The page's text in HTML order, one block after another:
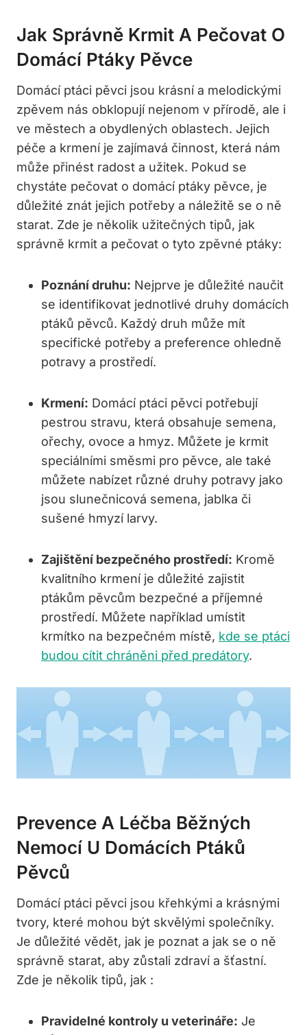
Jak Správně Krmit A Pečovat O
Domácí Ptáky Pěvce
Domácí ptáci pěvci jsou krásní a melodickými
zpěvem nás obklopují nejenom v přírodě, ale i
ve městech a obydlených oblastech. Jejich
péče a krmení je zajímavá činnost, která nám
může přinést radost a užitek. Pokud se
chystáte pečovat o domácí ptáky pěvce, je
důležité znát jejich potřeby a náležitě se o ně
starat. Zde je několik užitečných tipů, jak
správně krmit a pečovat o tyto zpěvné ptáky:
Poznání druhu: Nejprve je důležité naučit
se identifikovat jednotlivé druhy domácích
ptáků pěvců. Každý druh může mít
specifické potřeby a preference ohledně
potravy a prostředí.
Krmení: Domácí ptáci pěvci potřebují
pestrou stravu, která obsahuje semena,
ořechy, ovoce a hmyz. Můžete je krmit
speciálními směsmi pro pěvce, ale také
můžete nabízet různé druhy potravy jako
jsou slunečnicová semena, jablka či
sušené hmyzí larvy.
Zajištění bezpečného prostředí: Kromě
kvalitního krmení je důležité zajistit
ptákům pěvcům bezpečné a příjemné
prostředí. Můžete například umístit
krmítko na bezpečném místě, kde se ptáci
budou cítit chráněni před predátory.
Prevence A Léčba Běžných
Nemocí U Domácích Ptáků
Pěvců
Domácí ptáci pěvci jsou křehkými a krásnými
tvory, které mohou být skvělými společníky.
Je důležité vědět, jak je poznat a jak se o ně
správně starat, aby zůstali zdraví a šťastní.
Zde je několik tipů, jak :
Pravidelné kontroly u veterináře: Je